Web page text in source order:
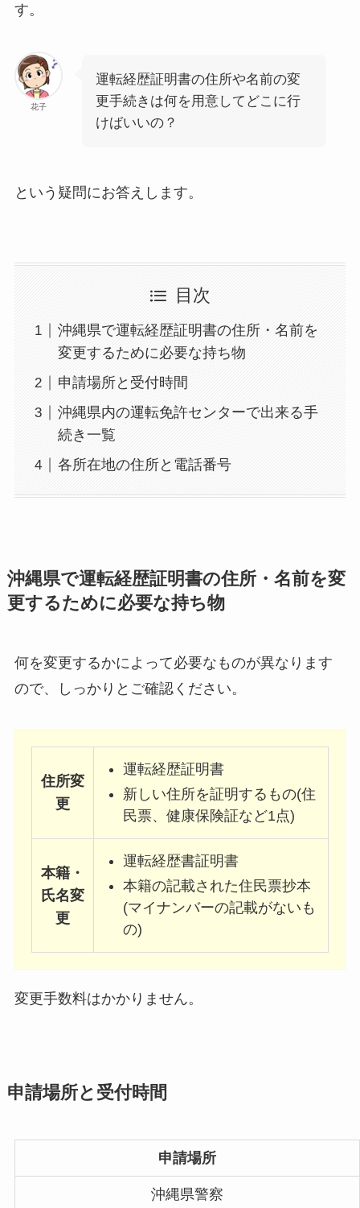
す。
花子
運転経歴証明書の住所や名前の変
更手続きは何を用意してどこに行
けばいいの？
という疑問にお答えします。
目次
沖縄県で運転経歴証明書の住所・名前を
変更するために必要な持ち物
申請場所と受付時間
沖縄県内の運転免許センターで出来る手
続き一覧
各所在地の住所と電話番号
沖縄県で運転経歴証明書の住所・名前を変
更するために必要な持ち物
何を変更するかによって必要なものが異なります
ので、しっかりとご確認ください。
住所変
更
運転経歴証明書
新しい住所を証明するもの(住
民票、健康保険証など1点)
本籍・
氏名変
更
運転経歴書証明書
本籍の記載された住民票抄本
(マイナンバーの記載がないも
の)
変更手数料はかかりません。
申請場所と受付時間
申請場所
沖縄県警察